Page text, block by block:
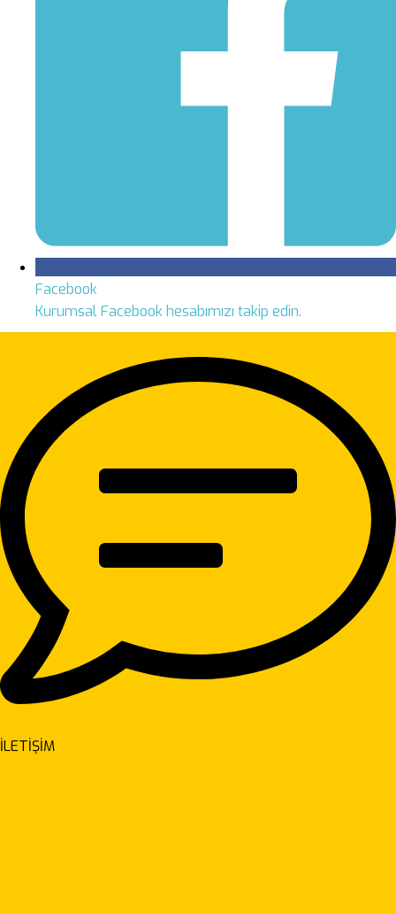
Facebook
Kurumsal Facebook hesabımızı takip edin.
İLETİŞİM